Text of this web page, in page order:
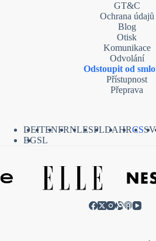
GT&C
Ochrana údajů
Blog
Otisk
Komunikace
Odvolání
Odstoupit od
Přístupnost
Přeprava
DEITENFRNLESPLDAHRCSSV
BGSL